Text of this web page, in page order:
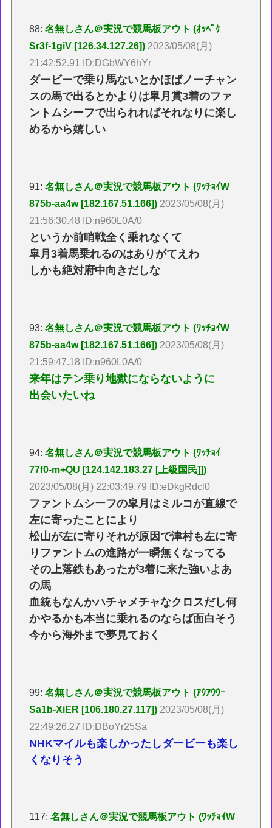
88:名無しさん＠実況で競馬板アウト (ｵｯﾍﾟｹ
Sr3f-1giV [126.34.127.26]) 2023/05/08(月)
21:42:52.91 ID:DGbWY6hYr
ダービーで乗り馬ないとかほばノーチャン
スの馬で出るとかよりは皐月賞3着のファ
ントムシーフで出られればそれなりに楽し
めるから嬉しい
91:名無しさん＠実況で競馬板アウト (ﾜｯﾁｮｲW
875b-aa4w [182.167.51.166]) 2023/05/08(月)
21:56:30.48 ID:n960L0A/0
というか前哨戦全く乗れなくて
皐月3着馬乗れるのはありがてえわ
しかも絶対府中向きだしな
93:名無しさん＠実況で競馬板アウト (ﾜｯﾁｮｲW
875b-aa4w [182.167.51.166]) 2023/05/08(月)
21:59:47.18 ID:n960L0A/0
来年はテン乗り地獄にならないように
出会いたいね
94:名無しさん＠実況で競馬板アウト (ﾜｯﾁｮｲ
77f0-m+QU [124.142.183.27 [上級国民]])
2023/05/08(月) 22:03:49.79 ID:eDkgRdcl0
ファントムシーフの皐月はミルコが直線で
左に寄ったことにより
松山が左に寄りそれが原因で津村も左に寄
りファントムの進路が一瞬無くなってる
その上落鉄もあったが3着に来た強いよあ
の馬
血統もなんかハチャメチャなクロスだし何
かやるかも本当に乗れるのならば面白そう
今から海外まで夢見ておく
99:名無しさん＠実況で競馬板アウト (ｱｳｱｳｳｰ
Sa1b-XiER [106.180.27.117]) 2023/05/08(月)
22:49:26.27 ID:DBoYr25Sa
NHKマイルも楽しかったしダービーも楽し
くなりそう
117:名無しさん＠実況で競馬板アウト (ﾜｯﾁｮｲW